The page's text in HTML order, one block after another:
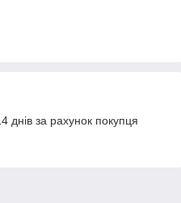
днів за рахунок покупця